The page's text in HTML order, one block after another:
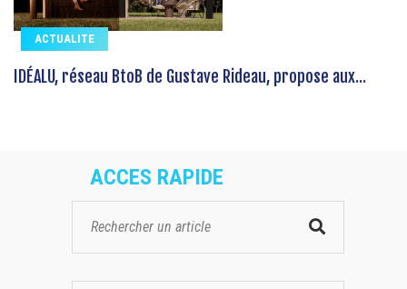
ACTUALITE
IDÉALU, réseau BtoB de Gustave Rideau, propose aux...
ACCES RAPIDE